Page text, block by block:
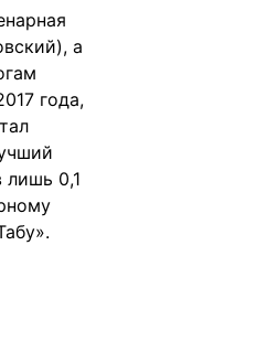
а
года,
лишь 0,1